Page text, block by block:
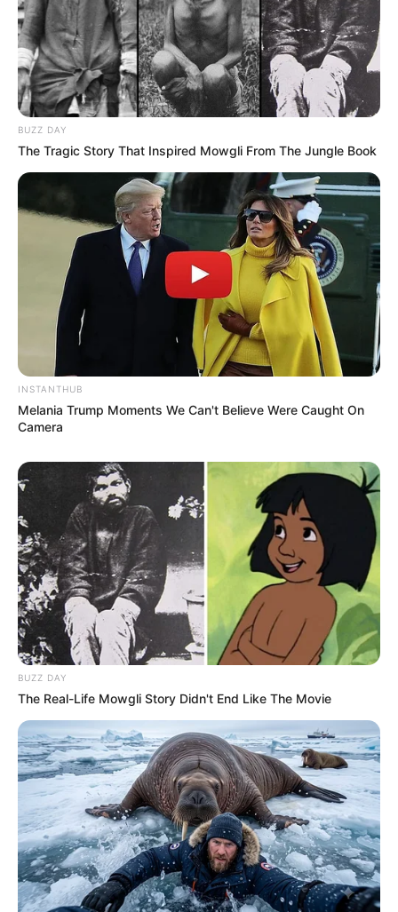
LES NEWS
LE CHEVAL DU JOUR
BUZZ DAY
The Tragic Story That Inspired Mowgli From The Jungle Book
INSTANTHUB
Melania Trump Moments We Can't Believe Were Caught On
Camera
BUZZ DAY
The Real-Life Mowgli Story Didn't End Like The Movie